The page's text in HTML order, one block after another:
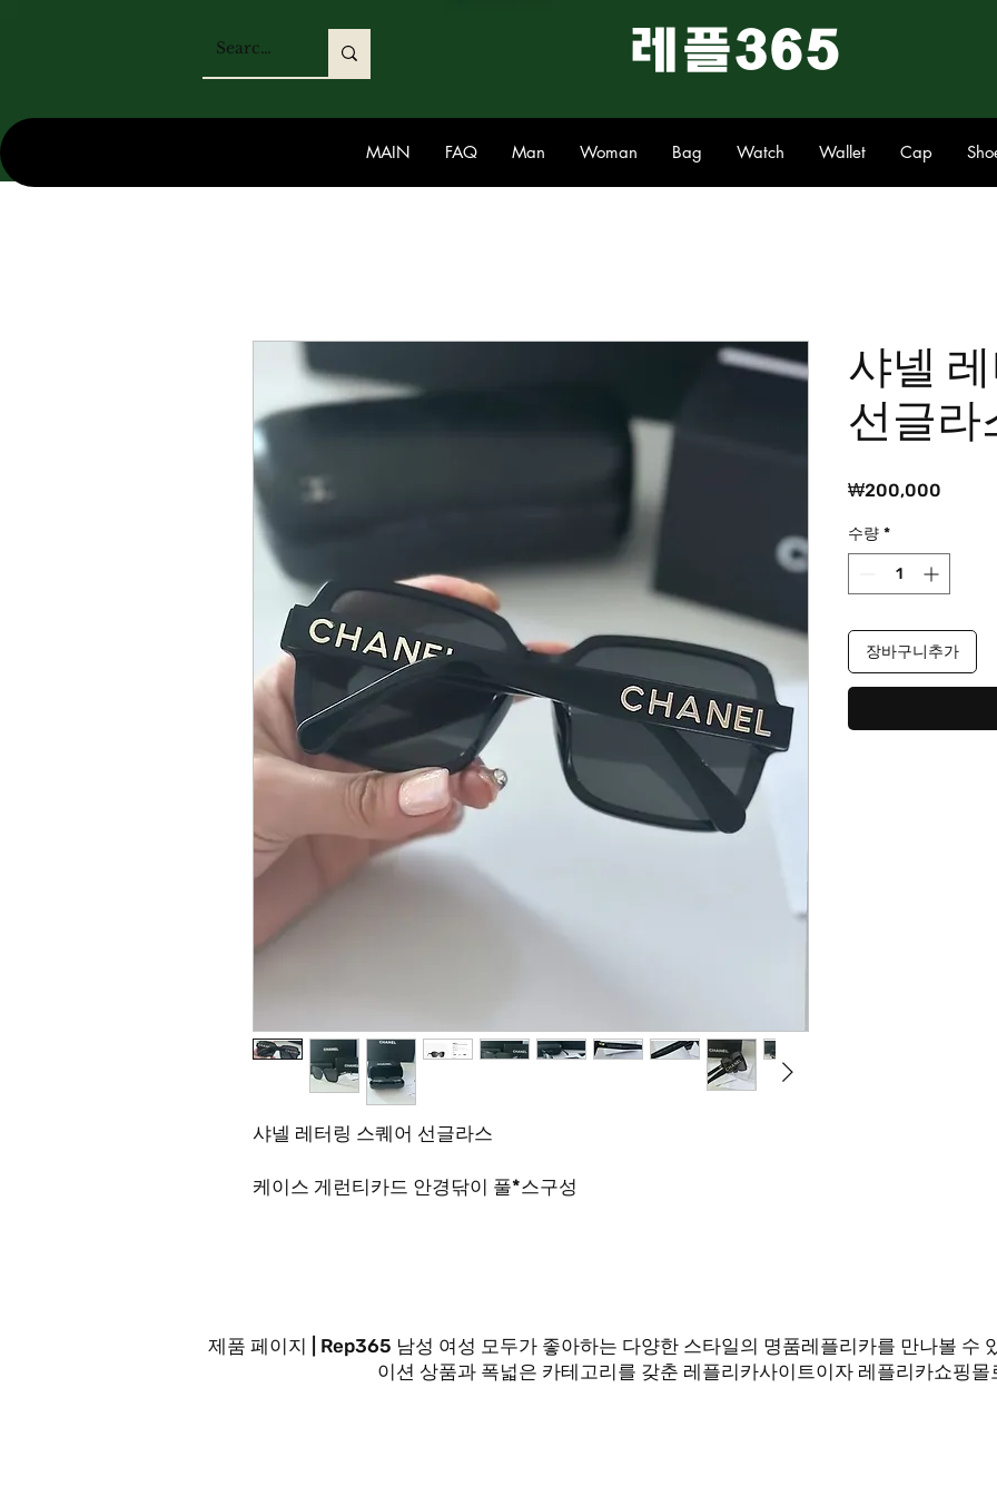
​레플365
MAIN FAQ Man Woman Bag Watch Wallet Cap
샤넬 레터링 스퀘어 선글라스
케이스 게런티카드 안경닦이 풀*스구성
샤넬
선글라
₩200,000
수량 *
장바구니추가
제품 페이지 | Rep365 남성 여성 모두가 좋아하는 다양한 스타일의 명품레플리카를 만나볼 수
이션 상품과 폭넓은 카테고리를 갖춘 레플리카사이트이자 레플리카쇼핑몰